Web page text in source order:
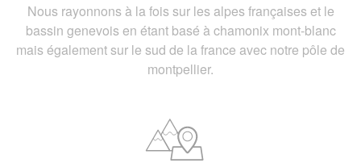
Nous rayonnons à la fois sur les alpes françaises et le
bassin genevois en étant basé à chamonix mont-blanc
mais également sur le sud de la france avec notre pôle de
montpellier.